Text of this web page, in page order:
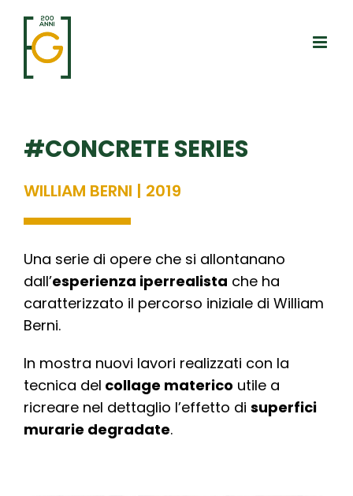
contenuto
#CONCRETE SERIES
WILLIAM BERNI | 2019
Una serie di opere che si allontanano
dall’esperienza iperrealista che ha
caratterizzato il percorso iniziale di William
Berni.
In mostra nuovi lavori realizzati con la
tecnica del collage materico utile a
ricreare nel dettaglio l’effetto di superfici
murarie degradate.